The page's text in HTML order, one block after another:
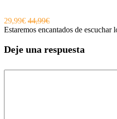
29,99€ 44,99€
Estaremos encantados de escuchar
Deje una respuesta